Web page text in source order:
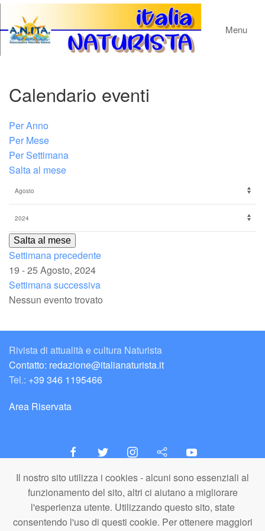
Il nostro sito utilizza i cookies - alcuni sono essenziali al
funzionamento del sito, altri ci aiutano a migliorare
l'esperienza utente. Utilizzando questo sito, state
consentendo l'uso di questi cookie. Per ottenere maggiori
Menu
Calendario eventi
Per Anno
Per Mese
Per Settimana
Salta al mese
Salta al mese
Settimana precedente
19 - 25 Agosto, 2024
Settimana successiva
Nessun evento trovato
Rivista di attualità e cultura Naturista
Contatto: redazione@italianaturista.it
Tel.: +39 346 1195466
Area Riservata
italiaNATURISTA
Editore e Redazione
A.N.ITA. Associazione Naturista Italiana (APS)
C.F. 80203710159